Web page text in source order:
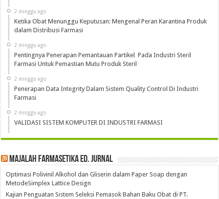
2 minggu ago
Ketika Obat Menunggu Keputusan: Mengenal Peran Karantina Produk
dalam Distribusi Farmasi
2 minggu ago
Pentingnya Penerapan Pemantauan Partikel Pada Industri Steril
Farmasi Untuk Pemastian Mutu Produk Steril
2 minggu ago
Penerapan Data Integrity Dalam Sistem Quality Control Di Industri
Farmasi
2 minggu ago
VALIDASI SISTEM KOMPUTER DI INDUSTRI FARMASI
Majalah Farmasetika Ed. Jurnal
Optimasi Polivinil Alkohol dan Gliserin dalam Paper Soap dengan
MetodeSimplex Lattice Design
Kajian Penguatan Sistem Seleksi Pemasok Bahan Baku Obat di PT.